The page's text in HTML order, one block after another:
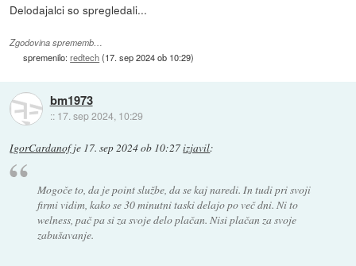
Delodajalci so spregledali...
Zgodovina sprememb…
spremenilo:redtech(17. sep 2024 ob 10:29)
bm1973
:: 17. sep 2024, 10:29
IgorCardanofje 17. sep 2024 ob 10:27izjavil:
Mogoče to, da je point službe, da se kaj naredi. In tudi pri svoji
firmi vidim, kako se 30 minutni taski delajo po več dni. Ni to
welness, pač pa si za svoje delo plačan. Nisi plačan za svoje
zabušavanje.